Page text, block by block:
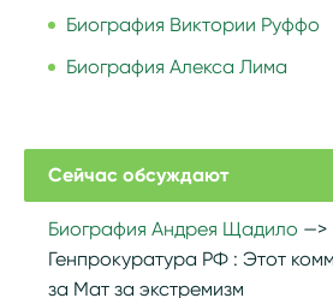
Биография Виктории Руффо
Биография Алекса Лима
Сейчас обсуждают
Биография Андрея Щадило
Генпрокуратура РФ : Этот
за Мат за экстремизм